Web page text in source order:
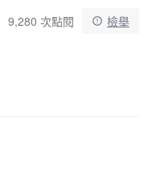
9,280 次點閱 檢舉